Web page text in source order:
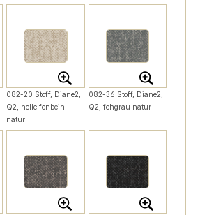
082-20 Stoff, Diane2,
Q2, hellelfenbein
natur
082-36 Stoff, Diane2,
Q2, fehgrau natur